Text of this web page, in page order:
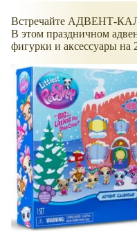
Встречайте АДВЕНТ-
В этом праздничном
фигурки и аксессуары на